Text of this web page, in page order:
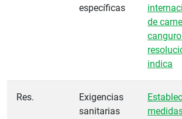
específicas
de
indica
Res.
Exigencias
sanitarias